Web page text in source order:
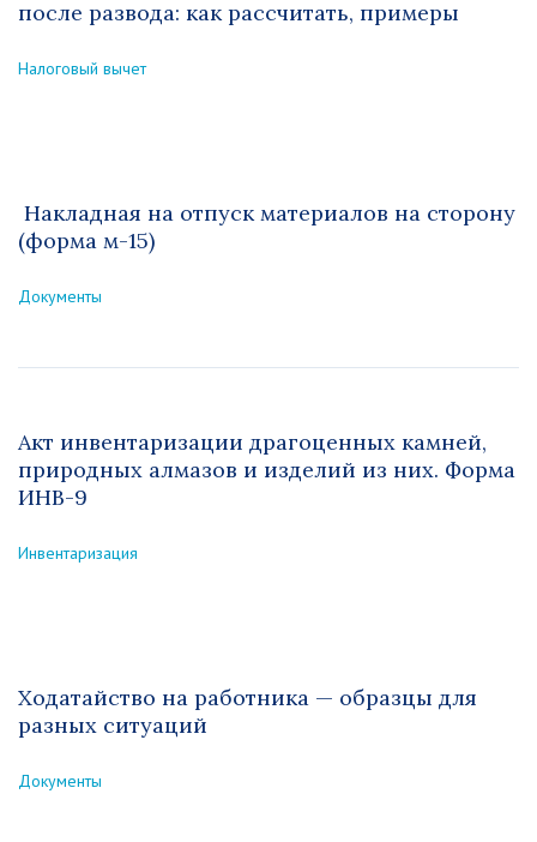
после развода: как рассчитать, примеры
Налоговый вычет
Накладная на отпуск материалов на сторону
(форма м-15)
Документы
Акт инвентаризации драгоценных камней,
природных алмазов и изделий из них. Форма
ИНВ-9
Инвентаризация
Ходатайство на работника — образцы для
разных ситуаций
Документы